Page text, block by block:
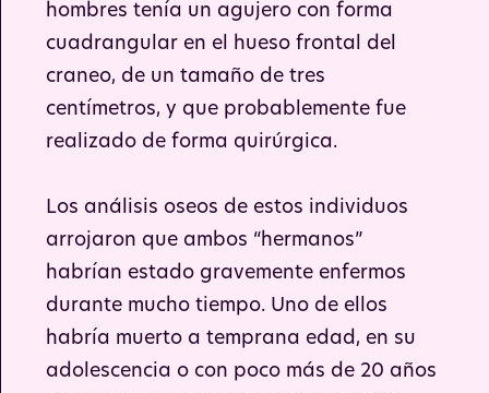
hombres tenía un agujero con forma
cuadrangular en el hueso frontal del
craneo, de un tamaño de tres
centímetros, y que probablemente fue
realizado de forma quirúrgica.
Los análisis oseos de estos individuos
arrojaron que ambos “hermanos”
habrían estado gravemente enfermos
durante mucho tiempo. Uno de ellos
habría muerto a temprana edad, en su
adolescencia o con poco más de 20 años